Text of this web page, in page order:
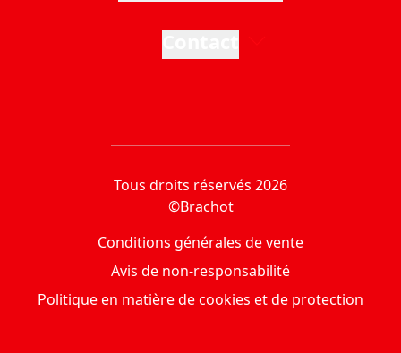
Tous droits réservés 2026
©Brachot
Conditions générales de vente
Avis de non-responsabilité
Politique en matière de cookies et de protection